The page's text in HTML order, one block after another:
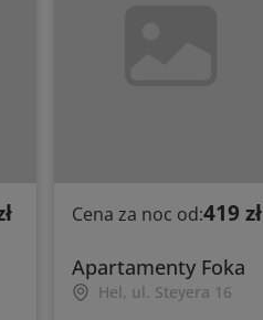
Cena za noc od:419 zł
Apartamenty Foka
Hel, ul. Steyera 16